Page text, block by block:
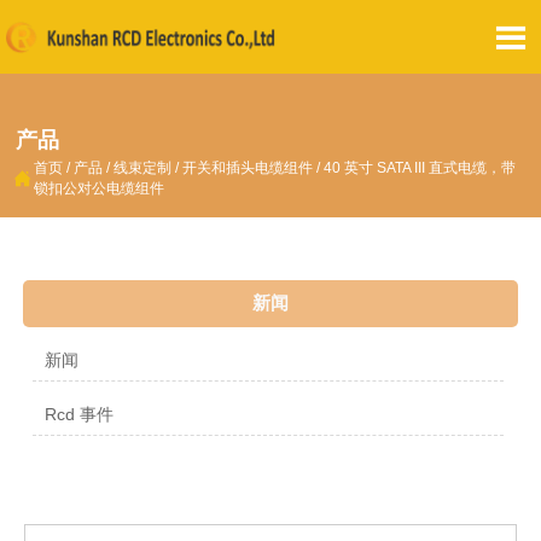

产品
 首页 / 产品 /线束定制 /开关和插头电缆组件 /40 英寸 SATA III 直式电缆，带
锁扣公对公电缆组件
新闻
新闻
Rcd 事件